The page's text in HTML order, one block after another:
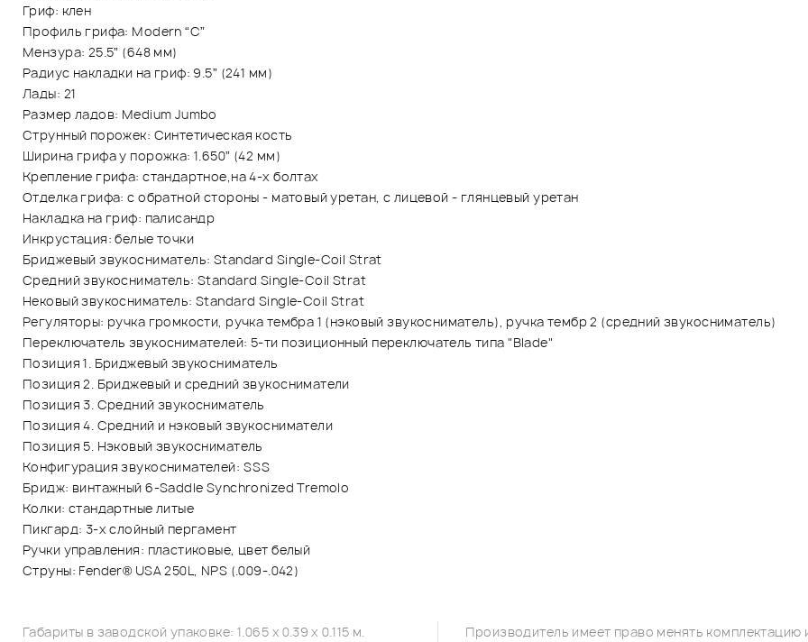
Гриф: клен
Профиль грифа: Modern “C”
Мензура: 25.5” (648 мм)
Радиус накладки на гриф: 9.5” (241 мм)
Лады: 21
Размер ладов: Medium Jumbo
Струнный порожек: Синтетическая кость
Ширина грифа у порожка: 1.650” (42 мм)
Крепление грифа: стандартное,на 4-х болтах
Отделка грифа: с обратной стороны - матовый уретан, с лицевой - глянцевый уретан
Накладка на гриф: палисандр
Инкрустация: белые точки
Бриджевый звукосниматель: Standard Single-Coil Strat
Средний звукосниматель: Standard Single-Coil Strat
Нековый звукосниматель: Standard Single-Coil Strat
Регуляторы: ручка громкости, ручка тембра 1 (нэковый звукосниматель), ручка тембр 2 (средний звукосниматель)
Переключатель звукоснимателей: 5-ти позиционный переключатель типа "Blade"
Позиция 1. Бриджевый звукосниматель
Позиция 2. Бриджевый и средний звукосниматели
Позиция 3. Средний звукосниматель
Позиция 4. Средний и нэковый звукосниматели
Позиция 5. Нэковый звукосниматель
Конфигурация звукоснимателей: SSS
Бридж: винтажный 6-Saddle Synchronized Tremolo
Колки: стандартные литые
Пикгард: 3-х слойный пергамент
Ручки управления: пластиковые, цвет белый
Струны: Fender® USA 250L, NPS (.009-.042)
Габариты в заводской упаковке: 1.065 x 0.39 x 0.115 м.
Производитель имеет право менять